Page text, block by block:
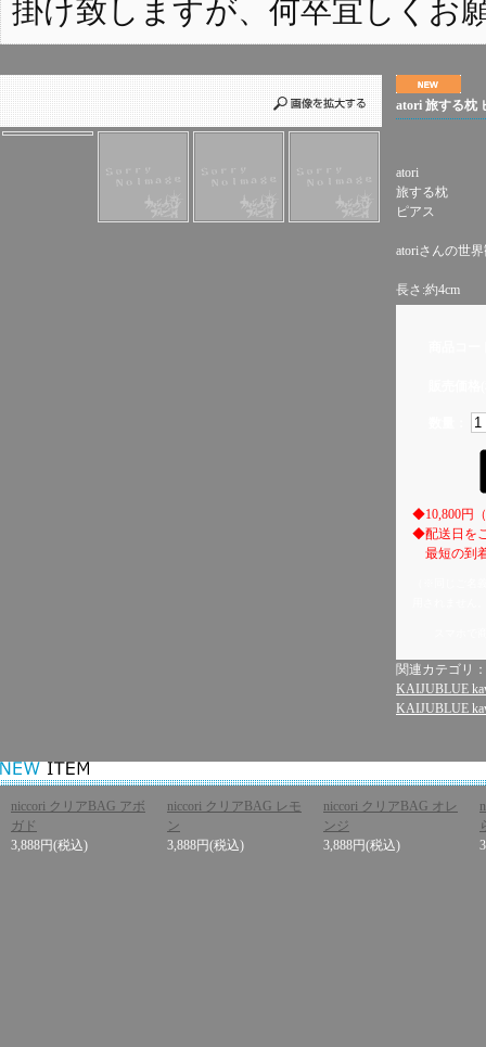
掛け致しますが、何卒宜しくお
atori 旅する枕
atori
旅する枕
ピアス
atoriさんの世
長さ:約4cm
◆10,800円
◆配送日を
最短の到
関連カテゴリ：
KAIJUBLUE
KAIJUBLUE
niccori クリアBAG アボ
ガド
3,888円(税込)
niccori クリアBAG レモ
ン
3,888円(税込)
niccori クリアBAG オレ
ンジ
3,888円(税込)